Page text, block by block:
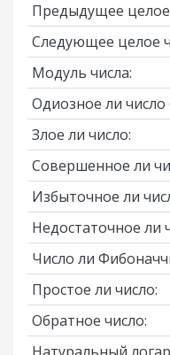
Предыдущее целое
Следующее целое
Модуль числа:
Одиозное ли число
Злое ли число:
Совершенное ли
Избыточное ли
Недостаточное ли
Число ли
Простое ли число:
Обратное число: